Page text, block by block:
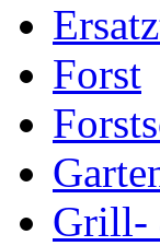
Forst
Grill-